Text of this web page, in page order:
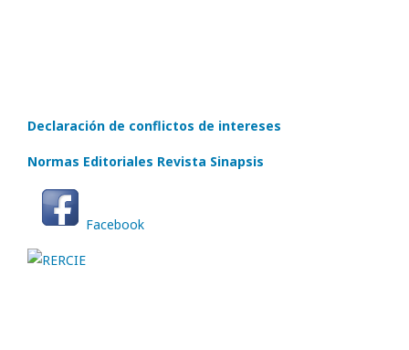
Declaración de conflictos de intereses
Normas Editoriales Revista Sinapsis
Facebook